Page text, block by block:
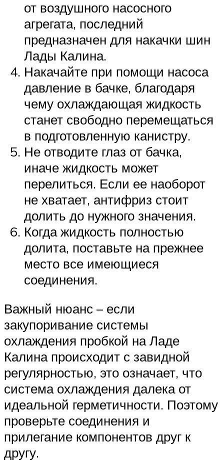
от воздушного насосного
агрегата, последний
предназначен для накачки шин
Лады Калина.
Накачайте при помощи насоса
давление в бачке, благодаря
чему охлаждающая жидкость
станет свободно перемещаться
в подготовленную канистру.
Не отводите глаз от бачка,
иначе жидкость может
перелиться. Если ее наоборот
не хватает, антифриз стоит
долить до нужного значения.
Когда жидкость полностью
долита, поставьте на прежнее
место все имеющиеся
соединения.
Важный нюанс – если
закупоривание системы
охлаждения пробкой на Ладе
Калина происходит с завидной
регулярностью, это означает, что
система охлаждения далека от
идеальной герметичности. Поэтому
проверьте соединения и
прилегание компонентов друг к
другу.